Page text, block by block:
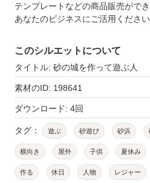
テンプレートなどの商品販売がで
あなたのビジネスにご活用ください
このシルエットについて
タイトル: 砂の城を作って遊ぶ人
素材のID: 198641
ダウンロード: 4回
タグ： 遊ぶ 砂遊び 砂浜
横向き 屋外 子供 夏休み
作る 休日 人物 レジャー